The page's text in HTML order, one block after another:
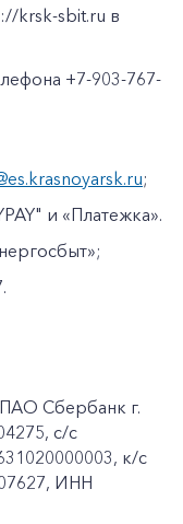
krsk-sbit.ru в
+7-903-767-
;
и «Платежка».
Сбербанк г.
с/с
к/c
ИНН